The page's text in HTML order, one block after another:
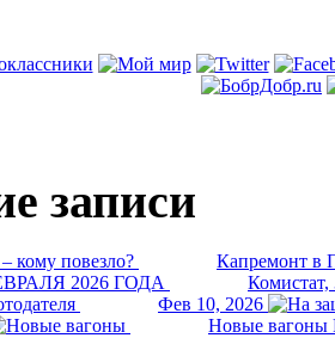
записи
Капремонт в
Комистат,
Фев 10, 2026
Новые вагоны